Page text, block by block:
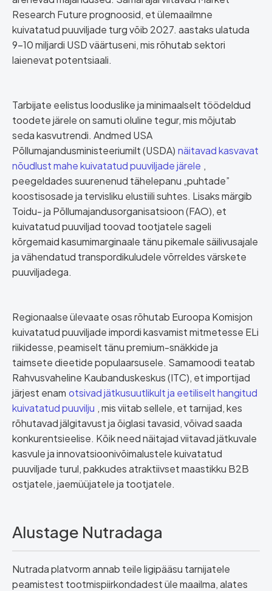
Research Future prognoosid, et ülemaailmne
kuivatatud puuviljade turg võib 2027. aastaks ulatuda
9–10 miljardi USD väärtuseni, mis rõhutab sektori
laienevat potentsiaali.
Tarbijate eelistus looduslike ja minimaalselt töödeldud
toodete järele on samuti oluline tegur, mis mõjutab
seda kasvutrendi. Andmed USA
Põllumajandusministeeriumilt (USDA) näitavad kasvavat
nõudlust mahe kuivatatud puuviljade järele ,
peegeldades suurenenud tähelepanu „puhtade”
koostisosade ja tervisliku elustiili suhtes. Lisaks märgib
Toidu- ja Põllumajandusorganisatsioon (FAO), et
kuivatatud puuviljad toovad tootjatele sageli
kõrgemaid kasumimarginaale tänu pikemale säilivusajale
ja vähendatud transpordikuludele võrreldes värskete
puuviljadega.
Regionaalse ülevaate osas rõhutab Euroopa Komisjon
kuivatatud puuviljade impordi kasvamist mitmetesse ELi
riikidesse, peamiselt tänu premium-snäkkide ja
taimsete dieetide populaarsusele. Samamoodi teatab
Rahvusvaheline Kaubanduskeskus (ITC), et importijad
järjest enam otsivad jätkusuutlikult ja eetiliselt hangitud
kuivatatud puuvilju , mis viitab sellele, et tarnijad, kes
rõhutavad jälgitavust ja õiglasi tavasid, võivad saada
konkurentsieelise. Kõik need näitajad viitavad jätkuvale
kasvule ja innovatsioonivõimalustele kuivatatud
puuviljade turul, pakkudes atraktiivset maastikku B2B
ostjatele, jaemüüjatele ja tootjatele.
Alustage Nutradaga
Nutrada platvorm annab teile ligipääsu tarnijatele
peamistest tootmispiirkondadest üle maailma, alates